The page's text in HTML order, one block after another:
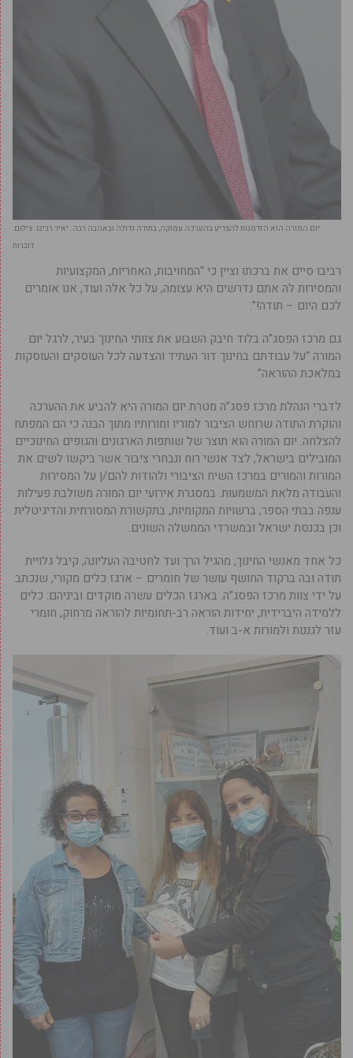
יום המורה הוא הזדמנות להצדיע בהערכה עמוקה, בתודה גדולה ובאהבה רבה. יאיר רביבו. צילום:
דוברות
רביבו סיים את ברכתו וציין כי “המחויבות, האחריות, המקצועיות
והמסירות לה אתם נדרשים היא עצומה, על כל אלה ועוד, אנו אומרים
לכם היום – תודה!”.
גם מרכז הפסג”ה בלוד חיבק השבוע את צוותי החינוך בעיר, לרגל יום
המורה “על עבודתם בחינוך דור העתיד והצדעה לכל העוסקים והעוסקות
במלאכת ההוראה”.
לדברי הנהלת מרכז פסג”ה מטרת יום המורה היא להביע את ההערכה
והוקרת התודה שרוחש הציבור למוריו ומורותיו מתוך הבנה כי הם המפתח
להצלחה. יום המורה הוא תוצר של שותפות הארגונים והגופים החינוכיים
המובילים בישראל, לצד אנשי רוח ונבחרי ציבור אשר ביקשו לשים את
המורות והמורים במרכז השיח הציבורי ולהודות להם/ן על המסירות
והעבודה מלאת המשמעות. במסגרת אירועי יום המורה משולבת פעילות
ענפה בבתי הספר, ברשויות המקומיות, בתקשורת המסורתית והדיגיטלית
וכן בכנסת ישראל ובמשרדי הממשלה השונים.
כל אחד מאנשי החינוך, מהגיל הרך ועד לחטיבה העליונה, קיבל גלויית
תודה ובה ברקוד החושף עושר של חומרים – ארגז כלים מקורי, שנכתב
על ידי צוות מרכז הפסג”ה. בארגז הכלים עשרה מוקדים וביניהם: כלים
ללמידה היברידית, יחידות הוראה רב-תחומיות להוראה מרחוק, חומרי
עזר לגננות ולמורות א-ב ועוד.